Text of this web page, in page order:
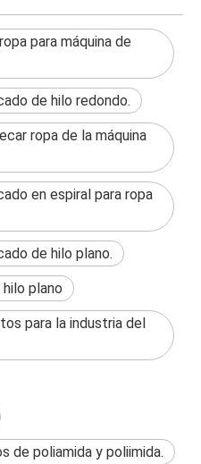
para máquina de
de hilo redondo.
ropa de la máquina
en espiral para ropa
de hilo plano.
plano
para la industria del
de poliamida y poliimida.